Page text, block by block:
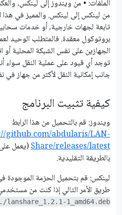
الملفات: • من ويندوز إلى لينكس،
من لينكس إلى لينكس. والمميز في هذا
تابعة لجهات خارجية، أو خدمات
بروتوكول معقدة. فالمتطلب الوحيد
الجهازين على نفس الشبكة المحلية أو
توجد أي قيود على عملية النقل سواء
جانب إمكانية النقل لأكثر من جهاز
كيفية تثبيت البرنامج
ويندوز: قم بالتحميل من هذا الرابط
github.com/abdularis/LAN-
Share/releases/latest
بالطريقة التقليدية.
لينكس: قم بتحميل الحزمة الموجودة
طريق الأمر التالي إذا كنت من
./lanshare_1.2.1-1_amd64.deb